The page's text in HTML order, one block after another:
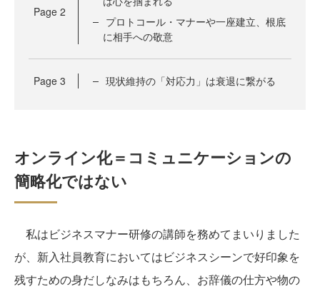
Page 2
プロトコール・マナーや一座建立、根底
に相手への敬意
Page 3 現状維持の「対応力」は衰退に繋がる
オンライン化＝コミュニケーションの
簡略化ではない
私はビジネスマナー研修の講師を務めてまいりました
が、新入社員教育においてはビジネスシーンで好印象を
残すための身だしなみはもちろん、お辞儀の仕方や物の